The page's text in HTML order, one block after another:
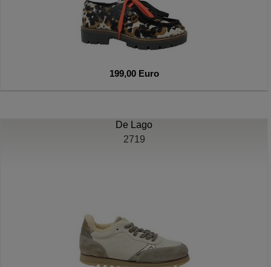
199,00 Euro
De Lago
2719